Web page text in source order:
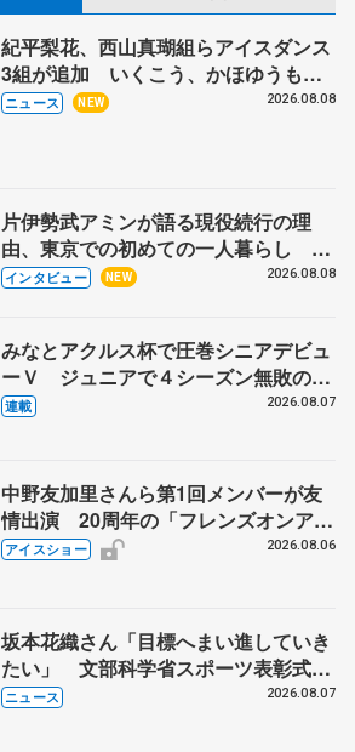
紀平梨花、西山真瑚組らアイスダンス
3組が追加 いくこう、かほゆうも、
木下グループ杯
ニュース NEW 2026.08.08
片伊勢武アミンが語る現役続行の理
由、東京での初めての一人暮らし 注
目スケーターの「今」に迫る
インタビュー NEW 2026.08.08
みなとアクルス杯で圧巻シニアデビュ
ーＶ ジュニアで４シーズン無敗の島
田麻央
連載 2026.08.07
中野友加里さんら第1回メンバーが友
情出演 20周年の「フレンズオンアイ
ス」 宮本賢二さん、有川梨絵さん、
アイスショー 2026.08.06
坂本花織さん「目標へまい進していき
たい」 文部科学省スポーツ表彰式で
代表謝辞
ニュース 2026.08.07